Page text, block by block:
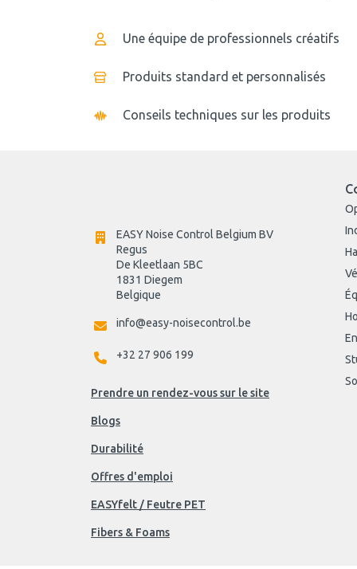
Une équipe de professionnels créatifs
Produits standard et personnalisés
Conseils techniques sur les produits
EASY Noise Control Belgium BV
Regus
De Kleetlaan 5BC
1831 Diegem
Belgique
info@easy-noisecontrol.be
+32 27 906 199
Prendre un rendez-vous sur le site
Blogs
Durabilité
Offres d'emploi
EASYfelt / Feutre PET
Fibers & Foams